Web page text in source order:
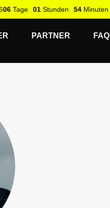
06 Tage 01 Stunden 54 Minuten
PARTNER FAQ